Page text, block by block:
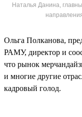
Наталья Данина,
Ольга Полканова,
РАМУ, директор и
что рынок
и многие другие
кадровый голод.